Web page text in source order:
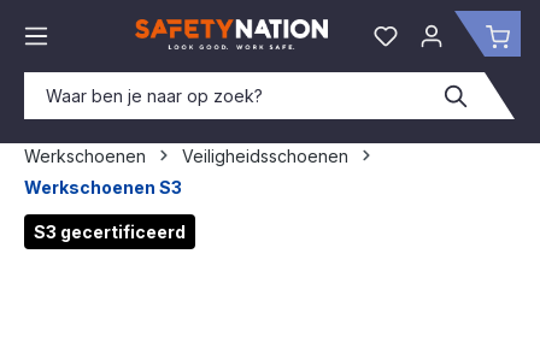
Je hebt 0 items
Werkschoenen
Veiligheidsschoenen
Werkschoenen S3
Afbeeldingengalerij overslaan
S3 gecertificeerd